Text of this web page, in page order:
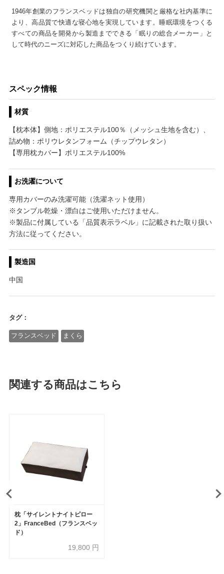
1946年創業のフランスベッドは独自の研究機関と厳格な社内基準に
より、高品質で快適な寝心地を実現しています。睡眠環境をつくる
すべての商品を開発から製造までできる「眠りの総合メーカー」と
して時代のニーズに対応した商品をつくり続けています。
スペック情報
材質
【枕本体】側地：ポリエステル100％（メッシュ生地を含む）、
詰め物：ポリウレタンフォーム（チップウレタン）
【専用枕カバー】ポリエステル100%
お洗濯について
専用カバーのみ洗濯可能（洗濯ネット使用）
※タンブル乾燥・漂白はご使用いただけません。
※製品に付属している「品質表示ラベル」に記載された取り扱い
方法に従ってください。
製造国
中国
タグ：
フランスベッド まくら
関連する商品はこちら
枕「サイレントナイトピロー
2」FranceBed（フランスベッ
ド）
19,800 円